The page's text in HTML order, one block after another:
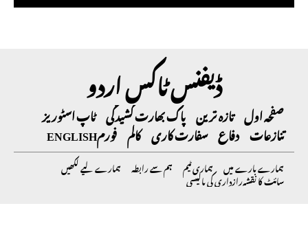
ڈیفنس ٹاکس اردو
صفحہ اول تازہ ترین پاک بھارت کشیدگی ٹاپ اسٹوریز
تنازعات دفاع سفارت کاری کالم فورمENGLISH
ہمارے بارے میں ہماری ٹیم ہم سے رابطہ ہمارے لیے لکھیں
سائٹ کا نقشہرازداری کی پالیسی